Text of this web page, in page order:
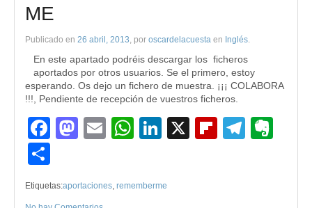
ME
Publicado en 26 abril, 2013, por oscardelacuesta en Inglés.
En este apartado podréis descargar los ficheros
aportados por otros usuarios. Se el primero, estoy
esperando. Os dejo un fichero de muestra. ¡¡¡ COLABORA
!!!, Pendiente de recepción de vuestros ficheros.
Facebook
Mastodon
EmailWhatsApp
LinkedIn
X Flipboard
Etiquetas:aportaciones, rememberme